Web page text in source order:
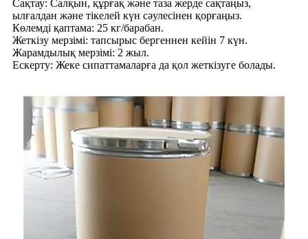
Сақтау: Салқын, құрғақ және таза жерде сақтаңыз,
ылғалдан және тікелей күн сәулесінен қорғаңыз.
Көлемді қаптама: 25 кг/барабан.
Жеткізу мерзімі: тапсырыс бергеннен кейін 7 күн.
Жарамдылық мерзімі: 2 жыл.
Ескерту: Жеке сипаттамаларға да қол жеткізуге болады.